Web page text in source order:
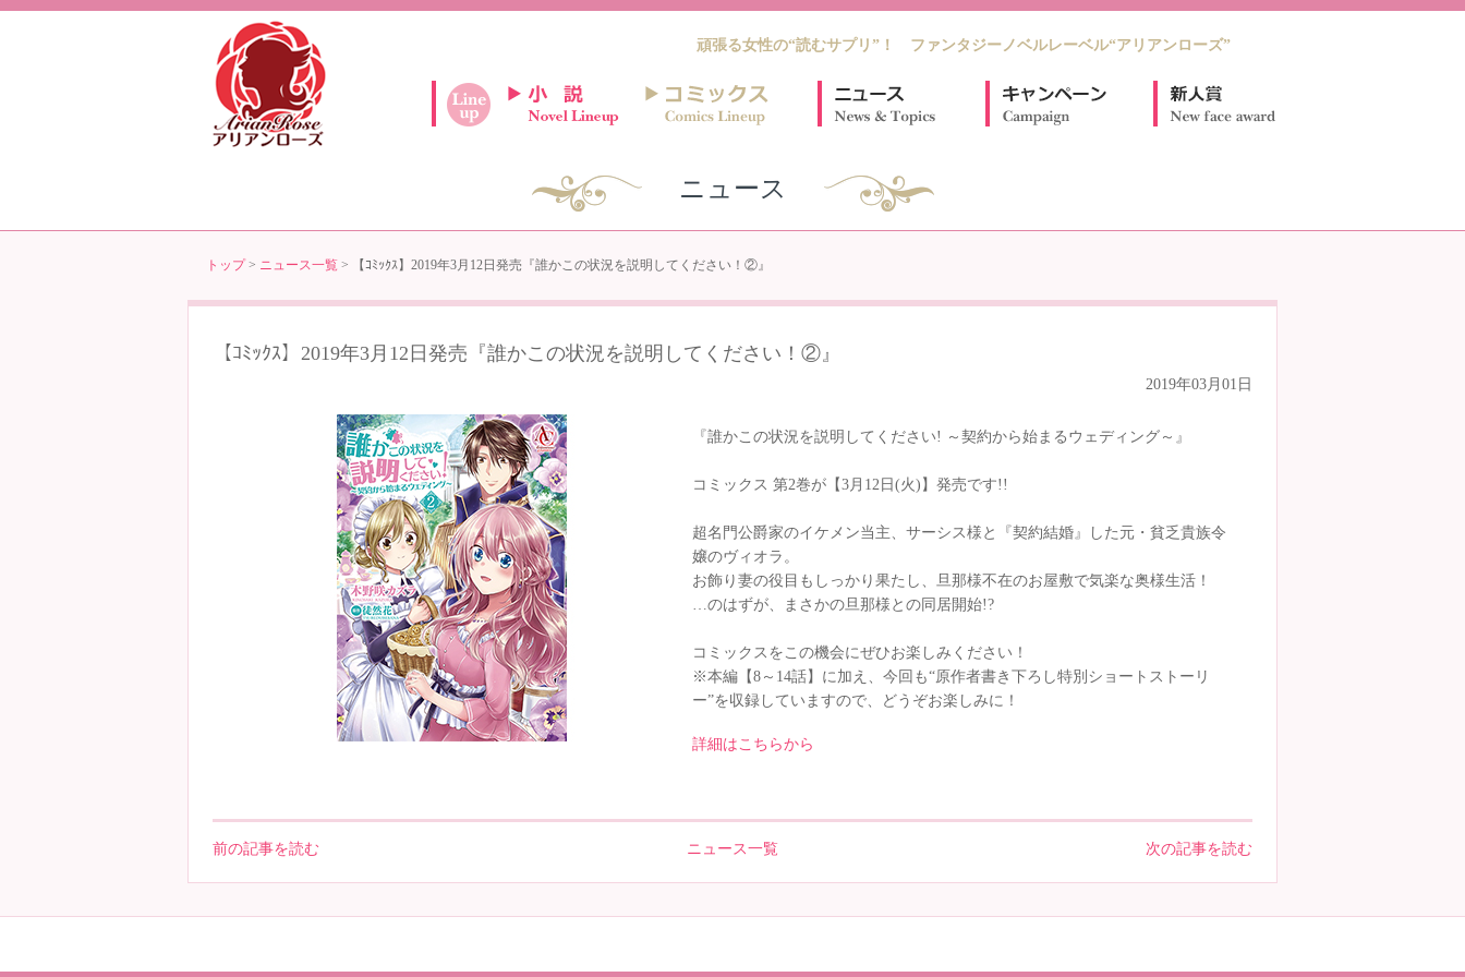
頑張る女性の“読むサプリ”！ ファンタジーノベルレーベル“アリアンローズ”
ニュース
トップ> ニュース一覧> 【ｺﾐｯｸｽ】2019年3月12日発売『誰かこの状況を説明してください！②』
【ｺﾐｯｸｽ】2019年3月12日発売『誰かこの状況を説明してください！②』
2019年03月01日
『誰かこの状況を説明してください! ～契約から始まるウェディング～』
コミックス 第2巻が【3月12日(火)】発売です!!
超名門公爵家のイケメン当主、サーシス様と『契約結婚』した元・貧乏貴族令
嬢のヴィオラ。
お飾り妻の役目もしっかり果たし、旦那様不在のお屋敷で気楽な奥様生活！
…のはずが、まさかの旦那様との同居開始!?
コミックスをこの機会にぜひお楽しみください！
※本編【8～14話】に加え、今回も“原作者書き下ろし特別ショートストーリ
ー”を収録していますので、どうぞお楽しみに！
詳細はこちらから
次の記事を読む
前の記事を読む ニュース一覧